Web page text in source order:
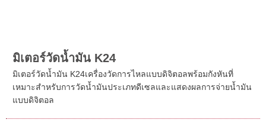
มิเตอร์วัดน้ำมัน K24